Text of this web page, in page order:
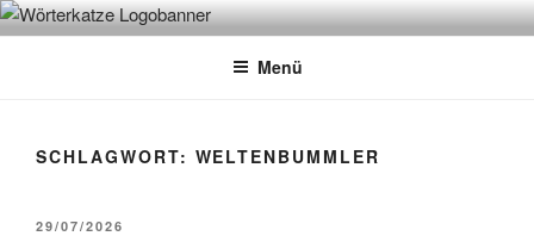
Zum
InhaltWÖRTERKATZE
Von Büchern erzählen
Menü
SCHLAGWORT: WELTENBUMMLER
VERÖFFENTLICHT
29/07/2026